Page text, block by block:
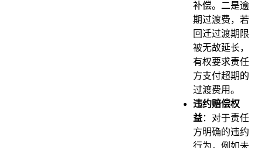
补偿。二是逾
期过渡费，若
回迁过渡期限
被无故延长，
有权要求责任
方支付超期的
过渡费用。
违约赔偿权
益：对于责任
方明确的违约